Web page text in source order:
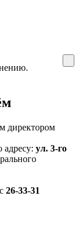
директором
ул. 3-го
26-33-31